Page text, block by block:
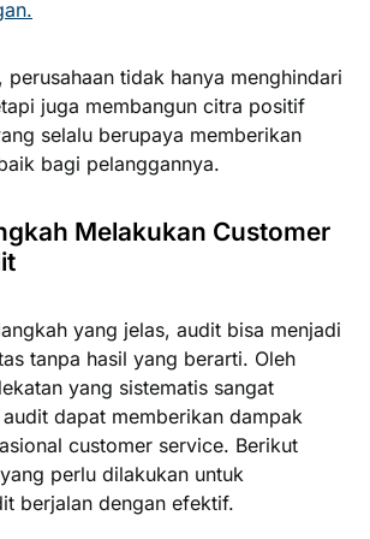
perusahaan tidak hanya menghindari
juga membangun citra positif
selalu berupaya memberikan
bagi pelanggannya.
Melakukan Customer
yang jelas, audit bisa menjadi
tanpa hasil yang berarti. Oleh
yang sistematis sangat
dapat memberikan dampak
customer service. Berikut
perlu dilakukan untuk
berjalan dengan efektif.